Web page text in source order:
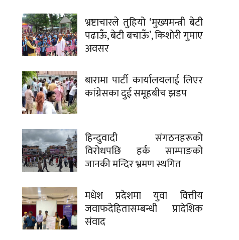
भ्रष्टाचारले तुहियो ‘मुख्यमन्त्री बेटी
पढाऊँ, बेटी बचाऊँ’, किशोरी गुमाए
अवसर
बारामा पार्टी कार्यालयलाई लिएर
कांग्रेसका दुई समूहबीच झडप
हिन्दुवादी संगठनहरूको
विरोधपछि हर्क साम्पाङको
जानकी मन्दिर भ्रमण स्थगित
मधेश प्रदेशमा युवा वित्तीय
जवाफदेहितासम्बन्धी प्रादेशिक
संवाद